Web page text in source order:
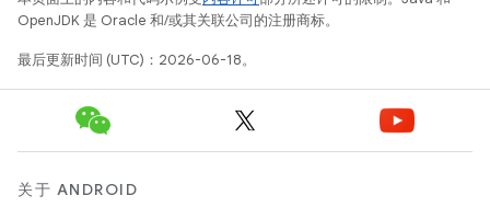
OpenJDK 是 Oracle 和/或其关联公司的注册商标。
最后更新时间 (UTC)：2026-06-18。
关于 ANDROID